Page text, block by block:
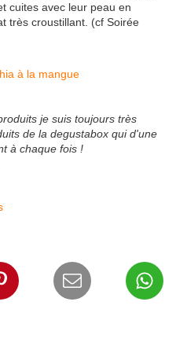
cuites avec leur peau en
très croustillant. (cf Soirée
je suis toujours très
de la degustabox qui d'une
à chaque fois !